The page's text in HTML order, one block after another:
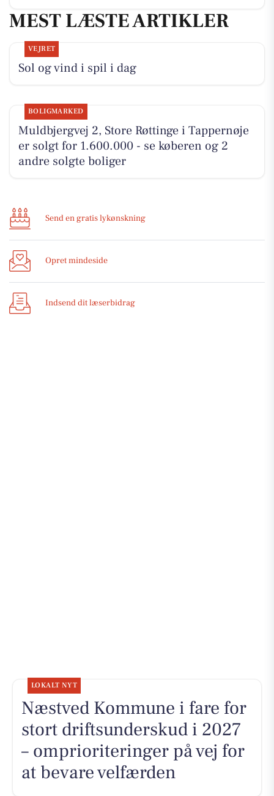
MEST LÆSTE ARTIKLER
VEJRET
Sol og vind i spil i dag
BOLIGMARKED
Muldbjergvej 2, Store Røttinge i Tappernøje
er solgt for 1.600.000 - se køberen og 2
andre solgte boliger
Send en gratis lykønskning
Opret mindeside
Indsend dit læserbidrag
LOKALT NYT
Næstved Kommune i fare for
stort driftsunderskud i 2027
– omprioriteringer på vej for
at bevare velfærden